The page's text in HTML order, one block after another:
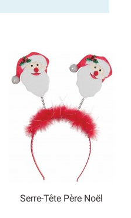
Serre-Tête Père Noël